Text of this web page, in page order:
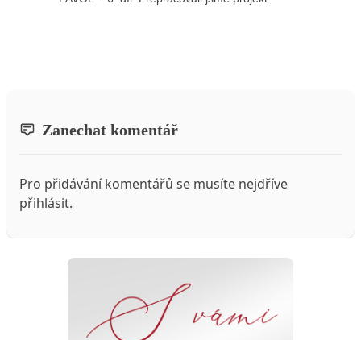
Zanechat komentář
Pro přidávání komentářů se musíte nejdříve
přihlásit.